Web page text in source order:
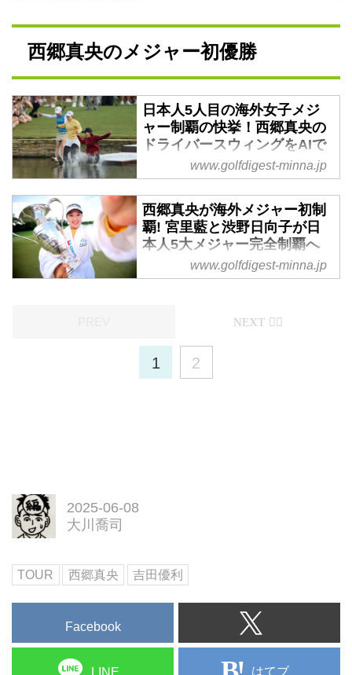
フダイジェスト
米女子ツアー、ショップライト
西郷真央のメジャー初優勝
日本人5人目の海外女子メジ
ャー制覇の快挙！西郷真央の
ドライバースウィングをAIで
分析 - みんなのゴルフダイジ
ェスト
スウィング動画をAIによる3D解
析技術でデータ化することができ
る、コーチ専用のゴルフスウィン
グ解析アプリ「スポーツボックス
AI」。このアプリを活用している
手権」を制した西郷真央のスウィ
ングを解説してもらった。
www.golfdigest-minna.jp
西郷真央が海外メジャー初制
覇! 宮里藍と渋野日向子が日
本人5大メジャー完全制覇へ
の道を築いた - みんなのゴル
フダイジェスト
ェブロン選手権」で西郷真央が米
で達成した。
www.golfdigest-minna.jp
1 2
2025-06-08
大川喬司
TOUR 西郷真央 吉田優利
Facebook
LINE はてブ